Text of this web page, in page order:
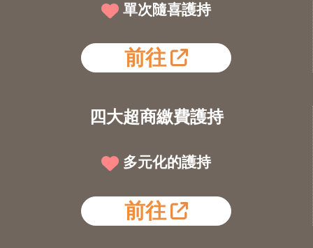
單次隨喜護持
前往
四大超商繳費護持
多元化的護持
前往